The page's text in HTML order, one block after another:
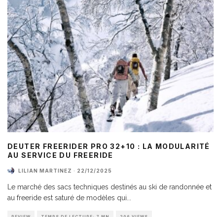
DEUTER FREERIDER PRO 32+10 : LA MODULARITÉ
AU SERVICE DU FREERIDE
LILIAN MARTINEZ · 22/12/2025
Le marché des sacs techniques destinés au ski de randonnée et
au freeride est saturé de modèles qui